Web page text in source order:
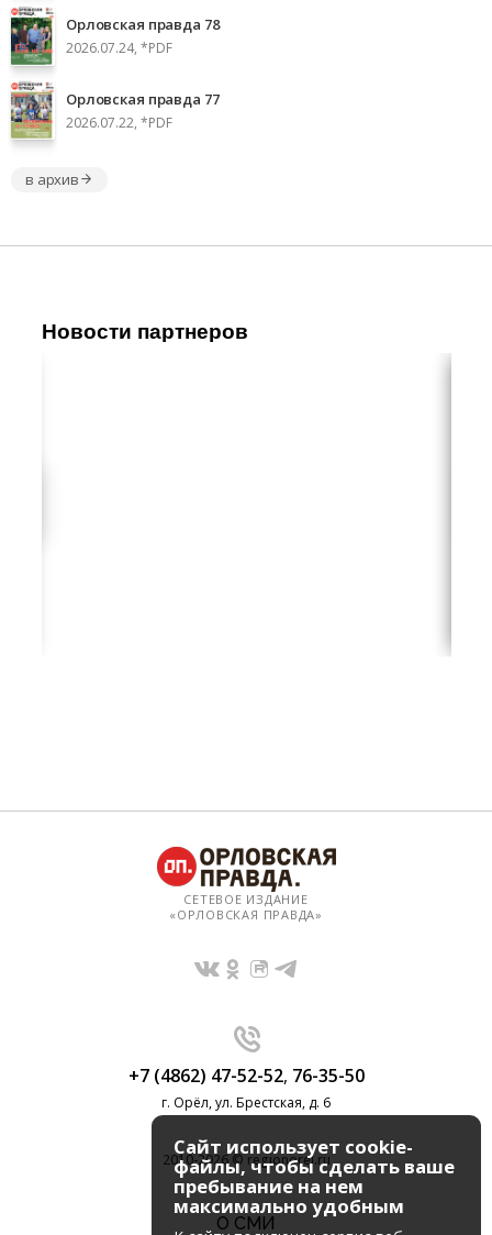
Орловская правда 78
2026.07.24, *PDF
Орловская правда 77
2026.07.22, *PDF
в архив
Новости партнеров
СЕТЕВОЕ ИЗДАНИЕ
«ОРЛОВСКАЯ ПРАВДА»
+7 (4862) 47-52-52, 76-35-50
г. Орёл, ул. Брестская, д. 6
2010-2026 © regionorel.ru
О СМИ
Сайт использует cookie-
файлы, чтобы сделать ваше
пребывание на нем
максимально удобным